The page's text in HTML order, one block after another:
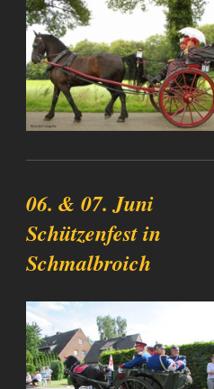
06. & 07. Juni
Schützenfest in
Schmalbroich